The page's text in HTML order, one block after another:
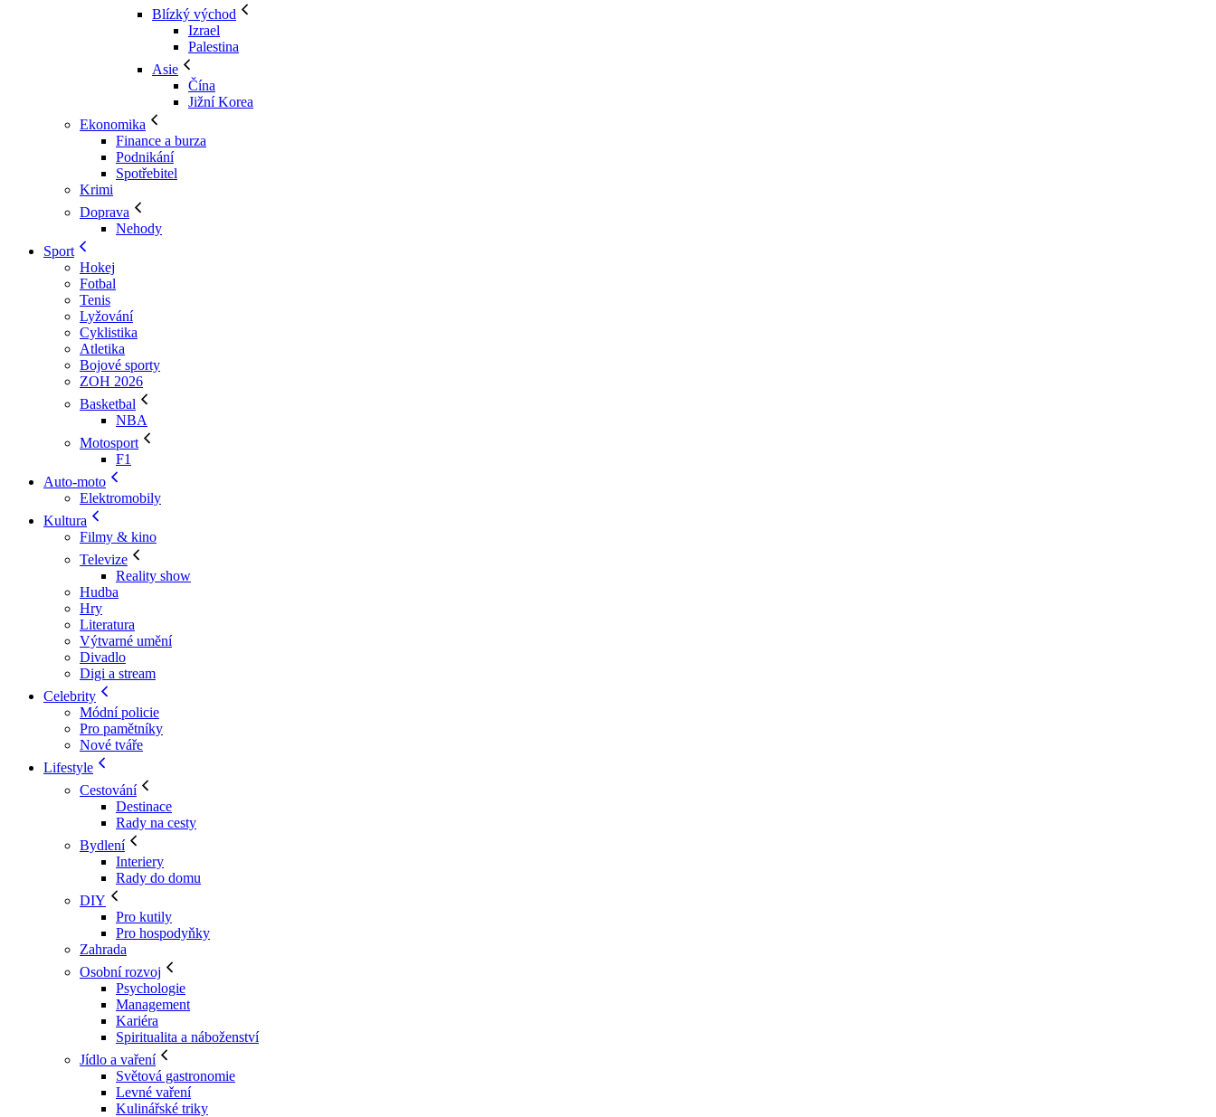
Blízký východ
Izrael
Palestina
Asie
Čína
Jižní Korea
Ekonomika
Finance a burza
Podnikání
Spotřebitel
Krimi
Doprava
Nehody
Sport
Hokej
Fotbal
Tenis
Lyžování
Cyklistika
Atletika
Bojové sporty
ZOH 2026
Basketbal
NBA
Motosport
F1
Auto-moto
Elektromobily
Kultura
Filmy & kino
Televize
Reality show
Hudba
Hry
Literatura
Výtvarné umění
Divadlo
Digi a stream
Celebrity
Módní policie
Pro pamětníky
Nové tváře
Lifestyle
Cestování
Destinace
Rady na cesty
Bydlení
Interiery
Rady do domu
DIY
Pro kutily
Pro hospodyňky
Zahrada
Osobní rozvoj
Psychologie
Management
Kariéra
Spiritualita a náboženství
Jídlo a vaření
Světová gastronomie
Levné vaření
Kulinářské triky